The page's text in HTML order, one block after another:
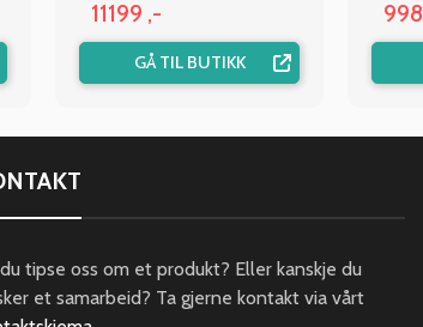
11199 ,-
GÅ TIL BUTIKK
tipse oss om et produkt? Eller kanskje du
et samarbeid? Ta gjerne kontakt via vårt